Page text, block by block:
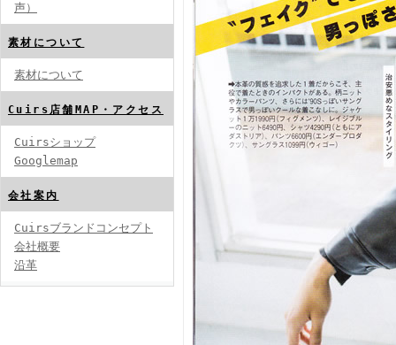
声）
素材について
素材について
Cuirs店舗MAP・アクセス
Cuirsショップ
Googlemap
会社案内
Cuirsブランドコンセプト
会社概要
沿革